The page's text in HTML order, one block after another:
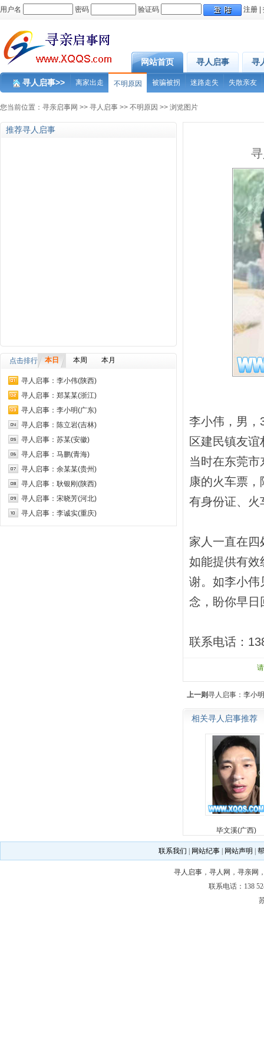
用户名 密码 验证码 注册
网站首页 寻人启事 寻
寻人启事>> 离家出走 不明原因 被骗被拐 迷路走失 失散亲友
您当前位置： 寻亲启事网 >> 寻人启事 >> 不明原因 >> 浏览图片
推荐寻人启事
点击排行 本日 本周 本月
寻人启事：李小伟(陕西)
寻人启事：郑某某(浙江)
寻人启事：李小明(广东)
寻人启事：陈立岩(吉林)
寻人启事：苏某(安徽)
寻人启事：马鹏(青海)
寻人启事：余某某(贵州)
寻人启事：耿银刚(陕西)
寻人启事：宋晓芳(河北)
寻人启事：李诚实(重庆)
李小伟，男，
区建民镇友
当时在东莞
康的火车票
有身份证、火
家人一直在
如能提供有效
谢。如李小伟
念，盼你早日
联系电话：
上一则寻人启事： 李小
相关寻人启事推荐
毕文溪(广西)
联系我们 网站纪事| 网站声明
寻人启事 ， 寻人网 ， 寻亲网
联系电话：138